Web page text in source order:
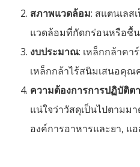
สภาพแวดล้อม: สแตนเลส
แวดล้อมที่กัดกร่อนหรือชื้
งบประมาณ: เหล็กกล้าค
เหล็กกล้าไร้สนิมเสนอคุณ
ความต้องการการปฏิบัติต
แน่ใจว่าวัสดุเป็นไปตามม
องค์การอาหารและยา, แ